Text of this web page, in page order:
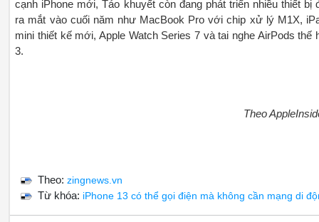
cạnh iPhone mới, Táo khuyết còn đang phát triển nhiều thiết bị
ra mắt vào cuối năm như MacBook Pro với chip xử lý M1X,
mini thiết kế mới, Apple Watch Series 7 và tai nghe AirPods thế
3.
Theo
Theo: zingnews.vn
Từ khóa: iPhone 13 có thể gọi điện mà không cần mạng di